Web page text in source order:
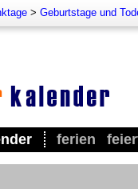
> Geburtstage und
ferien